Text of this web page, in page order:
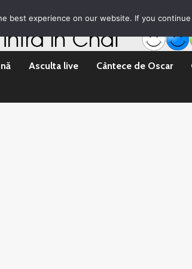
Emisii Promovare Artisti noi Vrei sa fii DJ?
Asculta live Cântece de Oscar
best experience on our website. If you